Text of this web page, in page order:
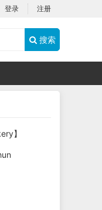
登录 注册
搜索
】